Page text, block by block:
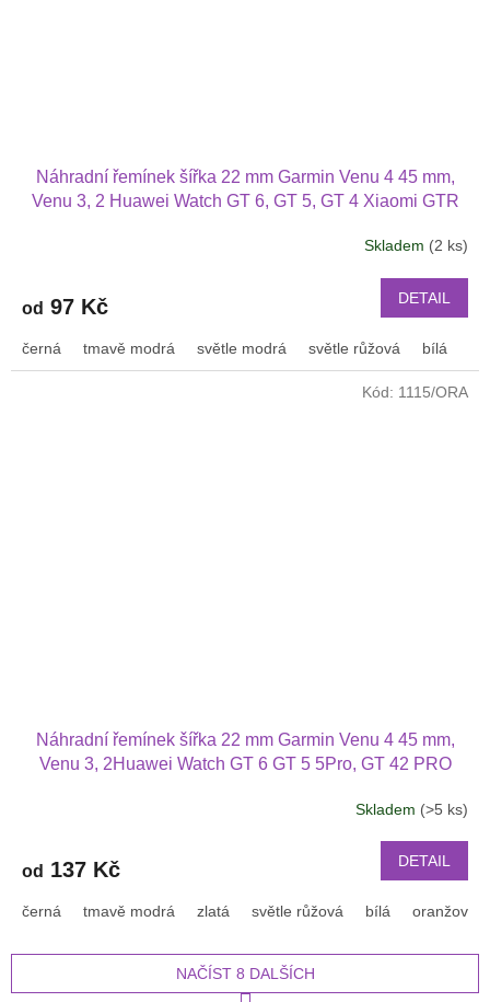
Náhradní řemínek šířka 22 mm Garmin Venu 4 45 mm,
Venu 3, 2 Huawei Watch GT 6, GT 5, GT 4 Xiaomi GTR
Skladem (2 ks)
od 97 Kč DETAIL
černá tmavě modrá světle modrá světle růžová bílá
Náhradní řemínek šířka 22 mm Garmin Venu 4 45 mm,
Venu 3, 2Huawei Watch GT 6 GT 5 5Pro, GT 42 PRO
Skladem (>5 ks)
od 137 Kč DETAIL
černá tmavě modrá zlatá světle růžová bílá oranžová
Kód: 1115/ORA
NAČÍST 8 DALŠÍCH